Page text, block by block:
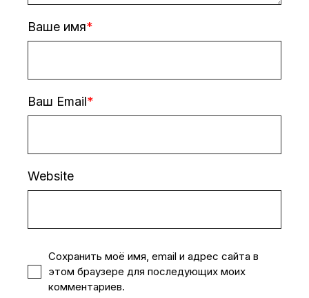
Ваше имя
Ваш Email
Website
Сохранить моё имя, email и адрес сайта в
этом браузере для последующих моих
комментариев.